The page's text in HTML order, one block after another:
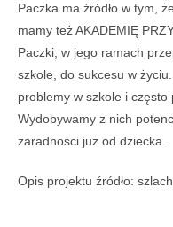
Paczka ma źródło w tym,
mamy też AKADEMIĘ
Paczki, w jego ramach
szkole, do sukcesu w
problemy w szkole i
Wydobywamy z nich
zaradności już od dziecka.
Opis projektu źródło: